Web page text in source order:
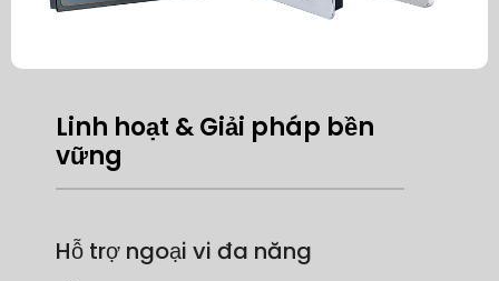
Linh hoạt & Giải pháp bền
vững
Hỗ trợ ngoại vi đa năng